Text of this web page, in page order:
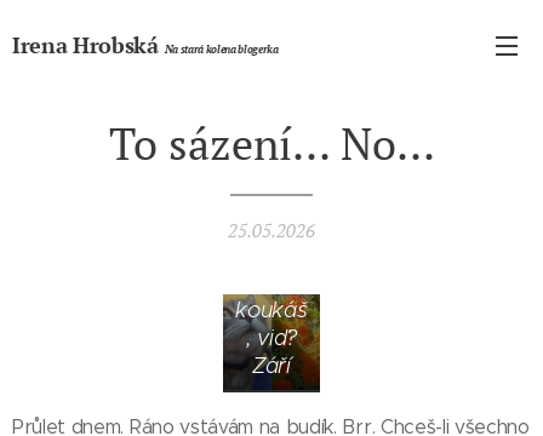
Irena Hrobská Na stará kolena blogerka
To sázení... No...
25.05.2026
koukáš
, viď?
Září
Průlet dnem. Ráno vstávám na budík. Brr. Chceš-li všechno